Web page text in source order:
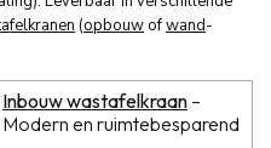
(opbouwofwand-
Inbouw wastafelkraan –
Modern en ruimtebesparend